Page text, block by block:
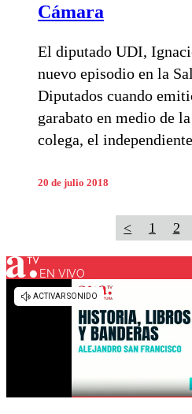
Cámara
El diputado UDI,
nuevo episodio en la
Diputados cuando
garabato en medio de
colega, el
20 de julio 2018
< 1 2
EN VIVO